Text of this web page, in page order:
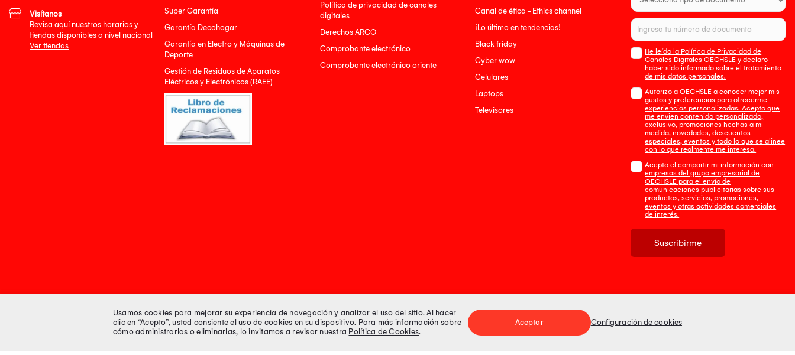
Super Garantía
Garantía Decohogar
Garantía en Electro y Máquinas de
Deporte
Gestión de Residuos de Aparatos
Eléctricos y Electrónicos (RAEE)
Política de privacidad de canales
digitales
Derechos ARCO
Comprobante electrónico
Comprobante electrónico oriente
Canal de ética - Ethics channel
¡Lo último en tendencias!
Black friday
Cyber wow
Celulares
Laptops
Televisores
He leído la Política de Privacidad de
Canales Digitales OECHSLE y declaro
haber sido informado sobre el tratamiento
de mis datos personales.
Autorizo a OECHSLE a conocer mejor mis
gustos y preferencias para ofrecerme
experiencias personalizadas. Acepto que
me envien contenido personalizado,
exclusivo, promociones hechas a mi
medida, novedades, descuentos
especiales, eventos y todo lo que se alinee
con lo que realmente me interesa.
Acepto el compartir mi información con
empresas del grupo empresarial de
OECHSLE para el envío de
comunicaciones publicitarias sobre sus
productos, servicios, promociones,
eventos y otras actividades comerciales
de interés.
Suscribirme
Visítanos
Revisa aquí nuestros horarios y
tiendas disponibles a nivel nacional
Ver tiendas
Síguenos en Medios de pago Tienda 100% Segura
Usamos cookies para mejorar su experiencia de navegación y analizar el uso del sitio. Al hacer
clic en “Acepto”, usted consiente el uso de cookies en su dispositivo. Para más información sobre
cómo administrarlas o eliminarlas, lo invitamos a revisar nuestra Política de Cookies.
Aceptar Configuración de cookies